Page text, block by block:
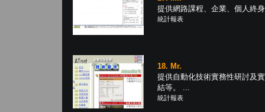
提供網路課程、企業、個人終
統計報表
18. Mr.
提供自動化技術實務性研討及
結等。 ...
統計報表